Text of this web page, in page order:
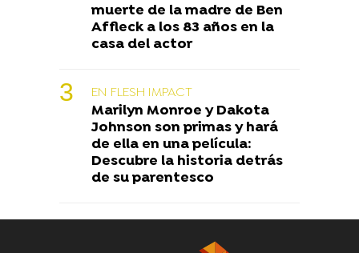
muerte de la madre de Ben
Affleck a los 83 años en la
casa del actor
EN FLESH IMPACT
Marilyn Monroe y Dakota
Johnson son primas y hará
de ella en una película:
Descubre la historia detrás
de su parentesco